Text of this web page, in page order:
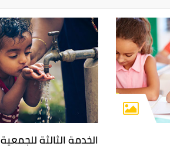
الخدمة الثالثة للجمعية